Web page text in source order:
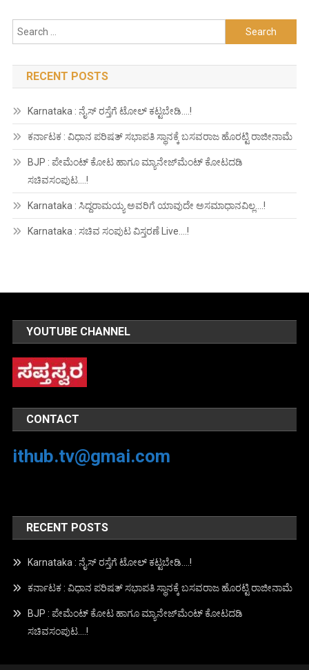
Search
for:
RECENT POSTS
Karnataka : ನೈಸ್ ರಸ್ತೆಗೆ ಟೋಲ್ ಕಟ್ಟಬೇಡಿ….!
ಕರ್ನಾಟಕ : ವಿಧಾನ ಪರಿಷತ್ ಸಭಾಪತಿ ಸ್ಥಾನಕ್ಕೆ ಬಸವರಾಜ ಹೊರಟ್ಟಿ ರಾಜೀನಾಮೆ
BJP : ಪೇಮೆಂಟ್ ಕೋಟ ಹಾಗೂ ಮ್ಯಾನೇಜ್‍ಮೆಂಟ್ ಕೋಟದಡಿ
ಸಚಿವಸಂಪುಟ….!
Karnataka : ಸಿದ್ದರಾಮಯ್ಯ ಅವರಿಗೆ ಯಾವುದೇ ಅಸಮಾಧಾನವಿಲ್ಲ….!
Karnataka : ಸಚಿವ ಸಂಪುಟ ವಿಸ್ತರಣೆ Live….!
YOUTUBE CHANNEL
CONTACT
ithub.tv@gmai.com
RECENT POSTS
Karnataka : ನೈಸ್ ರಸ್ತೆಗೆ ಟೋಲ್ ಕಟ್ಟಬೇಡಿ….!
ಕರ್ನಾಟಕ : ವಿಧಾನ ಪರಿಷತ್ ಸಭಾಪತಿ ಸ್ಥಾನಕ್ಕೆ ಬಸವರಾಜ ಹೊರಟ್ಟಿ ರಾಜೀನಾಮೆ
BJP : ಪೇಮೆಂಟ್ ಕೋಟ ಹಾಗೂ ಮ್ಯಾನೇಜ್‍ಮೆಂಟ್ ಕೋಟದಡಿ
ಸಚಿವಸಂಪುಟ….!